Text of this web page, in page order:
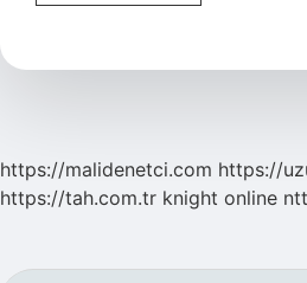
Dili
https://malidenetci.com https://
https://tah.com.tr knight online